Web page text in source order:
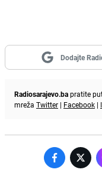
Dodajte
Radiosarajevo.bapratite
mreža Twitter | Facebook |